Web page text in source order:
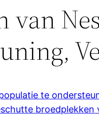
van
te
broedplekken